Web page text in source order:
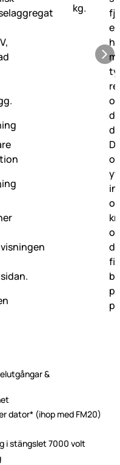
&
dator* (ihop med FM20)
i stängslet 7000 volt